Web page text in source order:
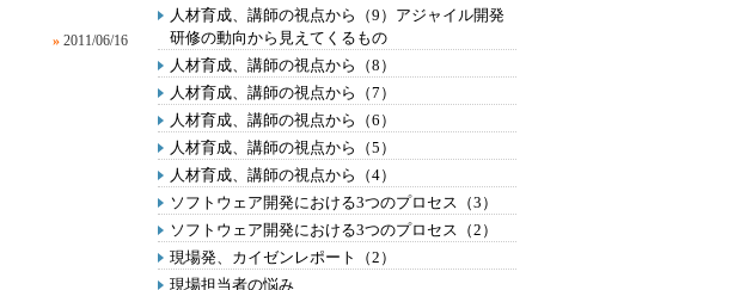
» 2011/06/16
人材育成、講師の視点から（9）アジャイル開発
研修の動向から見えてくるもの
人材育成、講師の視点から（8）
人材育成、講師の視点から（7）
人材育成、講師の視点から（6）
人材育成、講師の視点から（5）
人材育成、講師の視点から（4）
ソフトウェア開発における3つのプロセス（3）
ソフトウェア開発における3つのプロセス（2）
現場発、カイゼンレポート（2）
現場担当者の悩み